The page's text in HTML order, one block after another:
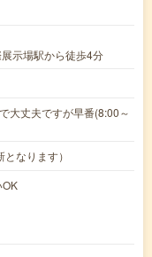
示場駅から徒歩4分
大丈夫ですが早番(8:00～
なります）